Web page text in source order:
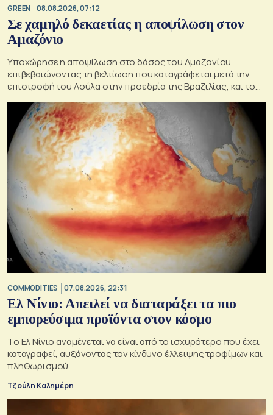
GREEN 08.08.2026, 07:12
Σε χαμηλό δεκαετίας η αποψίλωση στον
Αμαζόνιο
Υποχώρησε η αποψίλωση στο δάσος του Αμαζονίου,
επιβεβαιώνοντας τη βελτίωση που καταγράφεται μετά την
επιστροφή του Λούλα στην προεδρία της Βραζιλίας, και του
στόχου του να την εξαλείψει έως το 2030.
COMMODITIES 07.08.2026, 22:31
Ελ Νίνιο: Απειλεί να διαταράξει τα πιο
εμπορεύσιμα προϊόντα στον κόσμο
Το Ελ Νίνιο αναμένεται να είναι από το ισχυρότερο που έχει
καταγραφεί, αυξάνοντας τον κίνδυνο έλλειψης τροφίμων και
πληθωρισμού.
Τζούλη Καλημέρη